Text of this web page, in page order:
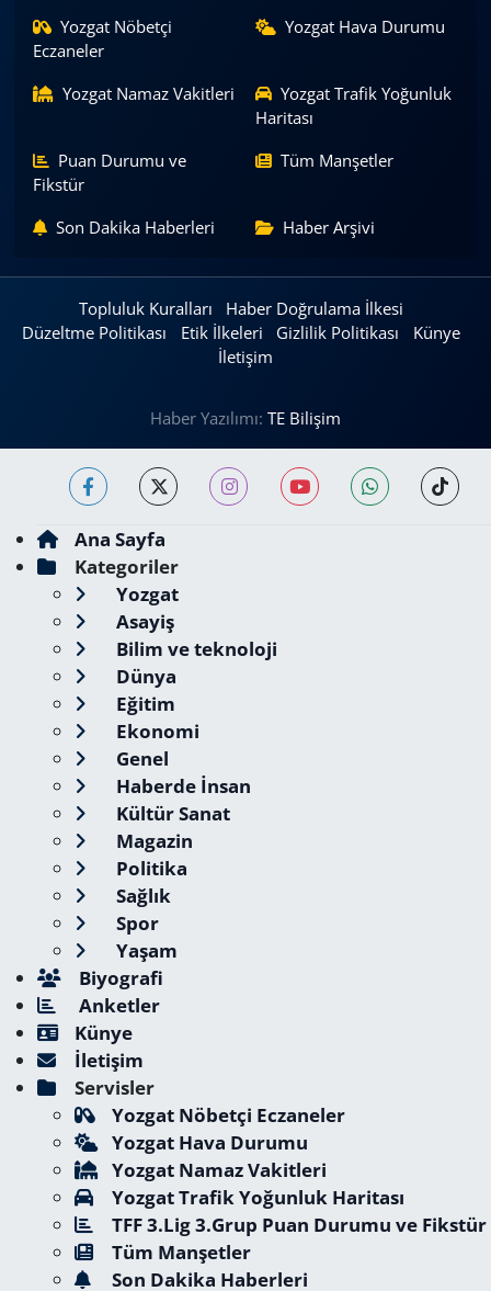
Yozgat Nöbetçi
Eczaneler
Yozgat Hava Durumu
Yozgat Namaz Vakitleri
Yozgat Trafik Yoğunluk
Haritası
Puan Durumu ve
Fikstür
Tüm Manşetler
Son Dakika Haberleri Haber Arşivi
Topluluk Kuralları
Haber Doğrulama İlkesi
Düzeltme Politikası
Etik İlkeleri Gizlilik Politikası
Künye
İletişim
Haber Yazılımı: TE Bilişim
Ana Sayfa
Kategoriler
Yozgat
Asayiş
Bilim ve teknoloji
Dünya
Eğitim
Ekonomi
Genel
Haberde İnsan
Kültür Sanat
Magazin
Politika
Sağlık
Spor
Yaşam
Biyografi
Anketler
Künye
İletişim
Servisler
Yozgat Nöbetçi Eczaneler
Yozgat Hava Durumu
Yozgat Namaz Vakitleri
Yozgat Trafik Yoğunluk Haritası
TFF 3.Lig 3.Grup Puan Durumu ve Fikstür
Tüm Manşetler
Son Dakika Haberleri